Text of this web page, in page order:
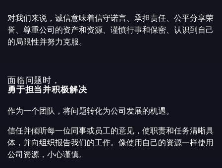
对我们来说，诚信意味着信守诺言、承担责任、公平分享荣
誉、尊重公司的资产和资源、谨慎行事和保密、认识到自己
的局限性并努力克服。
面临问题时，
勇于担当并积极解决
作为一个团队，将问题转化为公司发展的机遇。
信任并倾听每一位同事或员工的意见，使职责和任务清晰具
体，并向组织报告我们的工作。像使用自己的资源一样使用
公司资源，小心谨慎。